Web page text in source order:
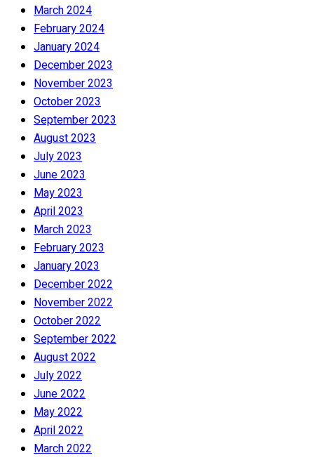
March 2024
February 2024
January 2024
December 2023
November 2023
October 2023
September 2023
August 2023
July 2023
June 2023
May 2023
April 2023
March 2023
February 2023
January 2023
December 2022
November 2022
October 2022
September 2022
August 2022
July 2022
June 2022
May 2022
April 2022
March 2022